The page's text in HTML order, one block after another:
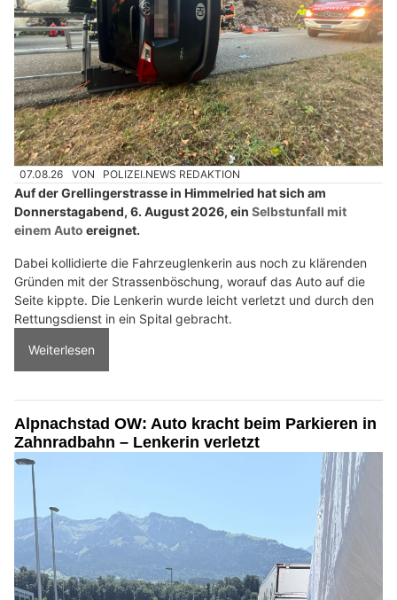
07.08.26 VON POLIZEI.NEWS REDAKTION
Auf der Grellingerstrasse in Himmelried hat sich am
Donnerstagabend, 6. August 2026, ein Selbstunfall mit
einem Auto ereignet.
Dabei kollidierte die Fahrzeuglenkerin aus noch zu klärenden
Gründen mit der Strassenböschung, worauf das Auto auf die
Seite kippte. Die Lenkerin wurde leicht verletzt und durch den
Rettungsdienst in ein Spital gebracht.
Weiterlesen
Alpnachstad OW: Auto kracht beim Parkieren in
Zahnradbahn – Lenkerin verletzt